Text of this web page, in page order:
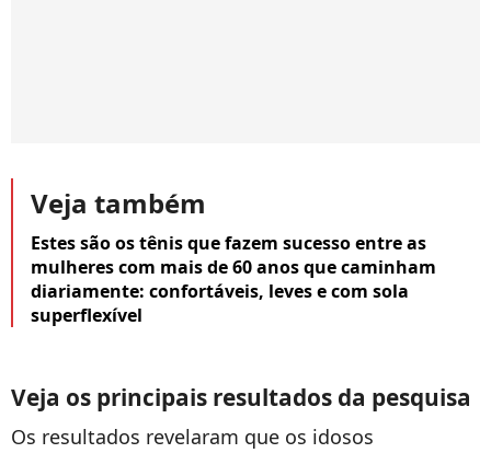
Veja também
Estes são os tênis que fazem sucesso entre as
mulheres com mais de 60 anos que caminham
diariamente: confortáveis, leves e com sola
superflexível
Veja os principais resultados da pesquisa
Os resultados revelaram que os idosos